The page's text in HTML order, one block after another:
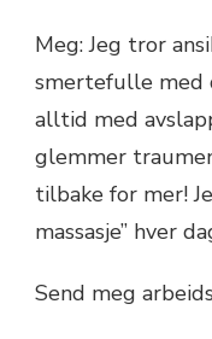
Meg: Jeg tror
smertefulle med
alltid med
glemmer
tilbake for mer!
massasje” hver
Send meg